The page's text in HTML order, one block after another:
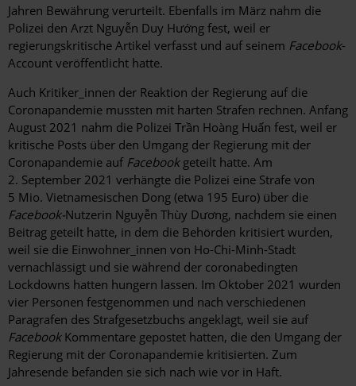
Jahren Bewährung verurteilt. Ebenfalls im März nahm die
Polizei den Arzt Nguyễn Duy Hướng fest, weil er
regierungskritische Artikel verfasst und auf seinem Facebook-
Account veröffentlicht hatte.
Auch Kritiker_innen der Reaktion der Regierung auf die
Coronapandemie mussten mit harten Strafen rechnen. Anfang
August 2021 nahm die Polizei Trần Hoàng Huấn fest, weil er
kritische Posts über den Umgang der Regierung mit der
Coronapandemie auf Facebookgeteilt hatte. Am
2. September 2021 verhängte die Polizei eine Strafe von
5 Mio. Vietnamesischen Dong (etwa 195 Euro) über die
Facebook-Nutzerin Nguyễn Thùy Dương, nachdem sie einen
Beitrag geteilt hatte, in dem die Behörden kritisiert wurden,
weil sie die Einwohner_innen von Ho-Chi-Minh-Stadt
vernachlässigt und sie während der coronabedingten
Lockdowns hatten hungern lassen. Im Oktober 2021 wurden
vier Personen festgenommen und nach verschiedenen
Paragrafen des Strafgesetzbuchs angeklagt, weil sie auf
FacebookKommentare gepostet hatten, die den Umgang der
Regierung mit der Coronapandemie kritisierten. Zum
Jahresende befanden sie sich nach wie vor in Haft.